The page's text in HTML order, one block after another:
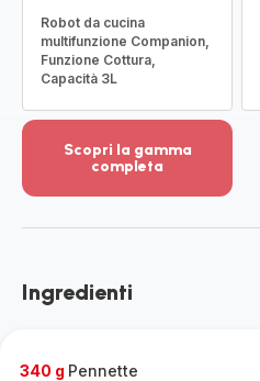
Robot da cucina
multifunzione Companion,
Funzione Cottura,
Capacità 3L
Scopri la gamma
completa
dettagli
la
Ingredienti
340 g Pennette